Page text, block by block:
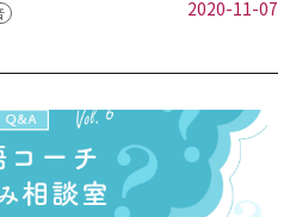
2020-11-07